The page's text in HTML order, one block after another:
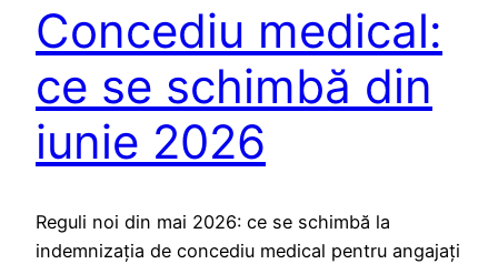
Concediu medical:
ce se schimbă din
iunie 2026
Reguli noi din mai 2026: ce se schimbă la
indemnizația de concediu medical pentru angajați